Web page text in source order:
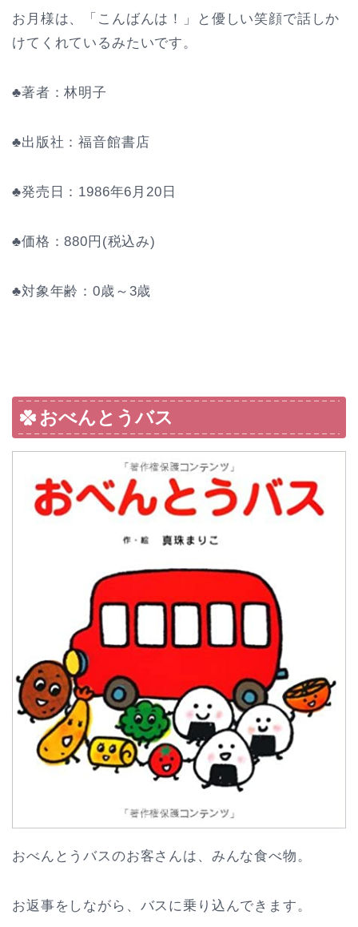
お月様は、「こんばんは！」と優しい笑顔で話しか
けてくれているみたいです。
♣著者：林明子
♣出版社：福音館書店
♣発売日：1986年6月20日
♣価格：880円(税込み)
♣対象年齢：0歳～3歳
おべんとうバス
おべんとうバスのお客さんは、みんな食べ物。
お返事をしながら、バスに乗り込んできます。